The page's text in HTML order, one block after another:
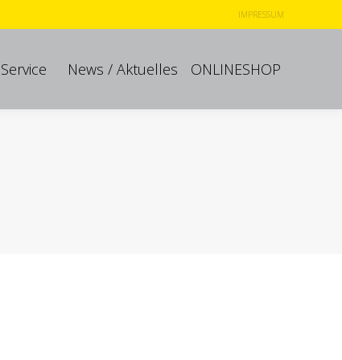
IMPRESSUM
Service News / Aktuelles ONLINESHOP
Service News / Aktuelles ONLINESHOP